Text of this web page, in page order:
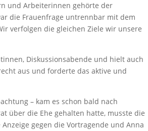
und Arbeiterinnen gehörte der
die Frauenfrage untrennbar mit dem
verfolgen die gleichen Ziele wir unsere
Diskussionsabende und hielt auch
aus und forderte das aktive und
– kam es schon bald nach
über die Ehe gehalten hatte, musste die
gegen die Vortragende und Anna